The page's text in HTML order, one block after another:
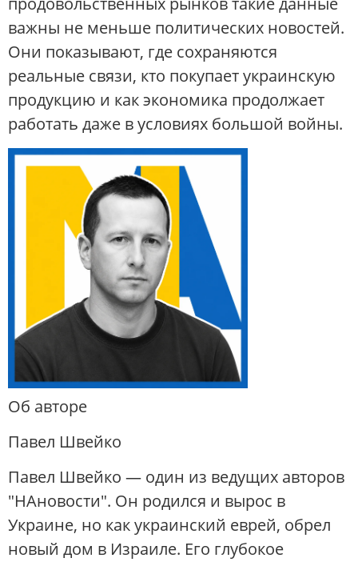
важны не меньше политических новостей.
Они показывают, где сохраняются
реальные связи, кто покупает украинскую
продукцию и как экономика продолжает
работать даже в условиях большой войны.
Об авторе
Павел Швейко
Павел Швейко — один из ведущих авторов
"НАновости". Он родился и вырос в
Украине, но как украинский еврей, обрел
новый дом в Израиле. Его глубокое